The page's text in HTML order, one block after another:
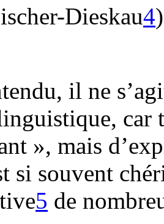
Dieskau4)
il ne
car
», mais
si souvent
5 de